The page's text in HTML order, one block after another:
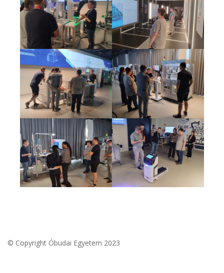
© Copyright Óbudai Egyetem 2023